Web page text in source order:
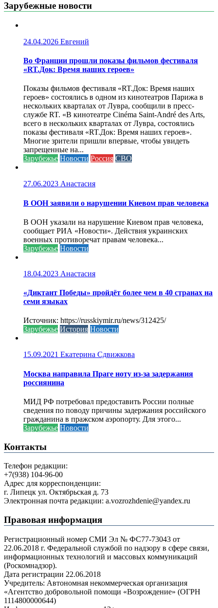
Зарубежные новости
24.04.2026 Евгений
Во Франции прошли показы фильмов фестиваля
«RT.Док: Время наших героев»
Показы фильмов фестиваля «RT.Док: Время наших
героев» состоялись в одном из кинотеатров Парижа в
нескольких кварталах от Лувра, сообщили в пресс-
службе RT. «В кинотеатре Cinéma Saint-André des Arts,
всего в нескольких кварталах от Лувра, состоялись
показы фестиваля «RT.Док: Время наших героев».
Многие зрители пришли впервые, чтобы увидеть
запрещенные на...
Зарубежье Новости Россия СВО
27.06.2023 Анастасия
В ООН заявили о нарушении Киевом прав человека
В ООН указали на нарушение Киевом прав человека,
сообщает РИА «Новости». Действия украинских
военных противоречат правам человека...
Зарубежье Новости
18.04.2023 Анастасия
«Диктант Победы» пройдёт более чем в 40 странах на
семи языках
Источник: https://russkiymir.ru/news/312425/
Зарубежье История Новости
15.09.2021 Екатерина Сдвижкова
Москва направила Праге ноту из-за задержания
россиянина
МИД РФ потребовал предоставить России полные
сведения по поводу причины задержания российского
гражданина в пражском аэропорту. Для этого...
Зарубежье Новости
Контакты
Телефон редакции:
+7(938) 104-96-00
Адрес для корреспонденции:
г. Липецк ул. Октябрьская д. 73
Электронная почта редакции: a.vozrozhdenie@yandex.ru
Правовая информация
Регистрационный номер СМИ Эл № ФС77-73043 от
22.06.2018 г. Федеральной службой по надзору в сфере связи,
информационных технологий и массовых коммуникаций
(Роскомнадзор).
Дата регистрации 22.06.2018
Учредитель: Автономная некоммерческая организация
«Агентство добровольной помощи «Возрождение» (ОГРН
1114800000644)